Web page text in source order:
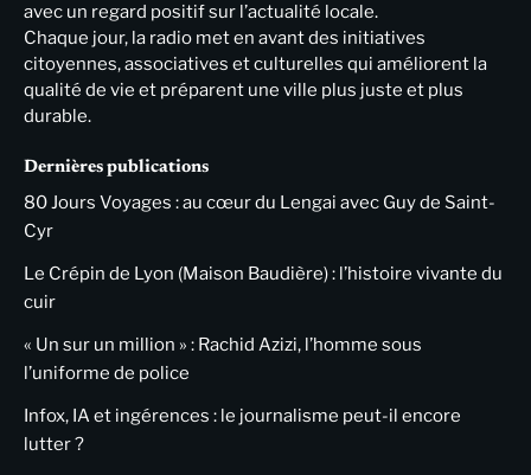
avec un regard positif sur l’actualité locale.
Chaque jour, la radio met en avant des initiatives
citoyennes, associatives et culturelles qui améliorent la
qualité de vie et préparent une ville plus juste et plus
durable.
Dernières publications
80 Jours Voyages : au cœur du Lengai avec Guy de Saint-
Cyr
Le Crépin de Lyon (Maison Baudière) : l’histoire vivante du
cuir
« Un sur un million » : Rachid Azizi, l’homme sous
l’uniforme de police
Infox, IA et ingérences : le journalisme peut-il encore
lutter ?